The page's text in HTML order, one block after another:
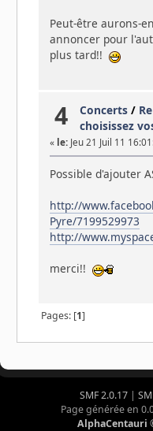
Peut-être aurons-
annoncer pour
plus tard!!
4 Concerts /
choisissez
« le:Jeu 21 Juil 11
Possible d'ajouter
http://
Pyre/7199529973
http://
merci!!
Pages: [1]
SMF 2.0.17|
Page générée en
AlphaCentauri